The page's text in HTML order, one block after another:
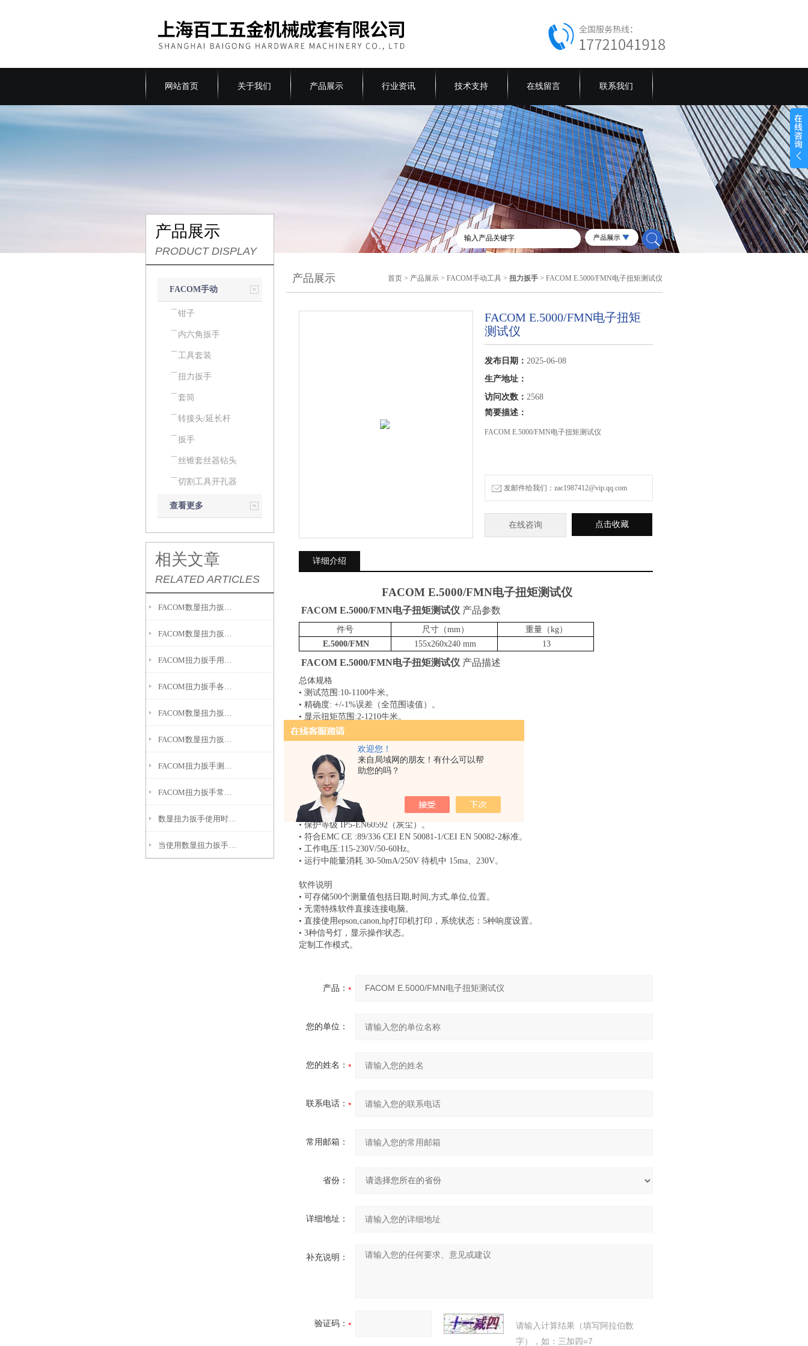
欢迎您！
来自局域网的朋友！有什么可以帮
助您的吗？
网站首页 关于我们 产品展示 行业资讯 技术支持 在线留言 联系我们
产品展示
PRODUCT DISPLAY
FACOM手动
工具
钳子
内六角扳手
工具套装
扭力扳手
套筒
转接头/延长杆
扳手
丝锥套丝器钻头
切割工具开孔器
查看更多
相关文章
RELATED ARTICLES
数显扭力扳手使用时经常会出现故障，可以用以下几个方法查找
当使用数显扭力扳手超出量程范围后会发生哪些故障
产品展示 首页 > 产品展示 >FACOM手动工具 >扭力扳手 > FACOM E.5000/FMN电子扭矩测试仪
FACOM E.5000/FMN电子扭矩
测试仪
发布日期： 2025-06-08
生产地址：
访问次数： 2568
简要描述：
FACOM E.5000/FMN电子扭矩测试仪
发邮件给我们：zac1987412@vip.qq.com
在线咨询 点击收藏
详细介绍
FACOM E.5000/FMN电子扭矩测试仪
FACOM E.5000/FMN电子扭矩测试仪 产品参数
件号 尺寸（mm） 重量（kg）
E.5000/FMN 155x260x240 mm 13
FACOM E.5000/FMN电子扭矩测试仪 产品描述
总体规格
• 测试范围:10-1100牛米。
• 精确度: +/-1%误差（全范围读值）。
• 显示扭矩范围:2-1210牛米。
• 10种语言: IT,FR,GB,D,NL,E,PL,PO,DK,SW。
• 单位:N.m,daN.m,CN.m,Kgf.m,lbf.in,lbf.ft。
• 4种操作方式可用于所有检测需要。
• 避免主要测量误差（零位和滞后）。
• 内置电池平均寿命3年。
• 存放温度:-20-70℃。
• 运行温度:10-40℃。
• 灵敏度漂移:每度0.2%。
• 保护等级 IP5-EN60592（灰尘）。
• 符合EMC CE :89/336 CEI EN 50081-1/CEI EN 50082-2标准。
• 工作电压:115-230V/50-60Hz。
• 运行中能量消耗 30-50mA/250V 待机中 15ma、230V。
软件说明
• 可存储500个测量值包括日期,时间,方式,单位,位置。
• 无需特殊软件直接连接电脑。
• 直接使用epson,canon,hp打印机打印，系统状态：5种响度设置。
• 3种信号灯，显示操作状态。
定制工作模式。
产品：
您的单位：
您的姓名：
联系电话：
常用邮箱：
省份：
详细地址：
补充说明：
验证码：
请输入计算结果（填写阿拉伯数
字），如：三加四=7